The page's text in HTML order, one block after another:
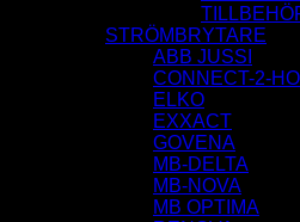
STRÖMBRYTARE
ABB JUSSI
CONNECT-2-
ELKO
EXXACT
GOVENA
MB-DELTA
MB-NOVA
MB OPTIMA